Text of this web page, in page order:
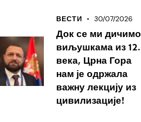
ВЕСТИ 30/07/2026
Док се ми дичимо
виљушкама из 12.
века, Црна Гора
нам је одржала
важну лекцију из
цивилизације!